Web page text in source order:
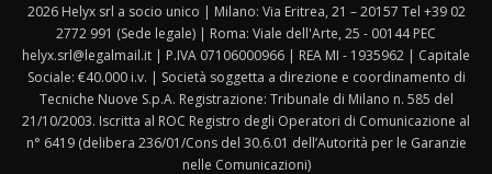
2026 Helyx srl a socio unico | Milano: Via Eritrea, 21 – 20157 Tel +39 02
2772 991 (Sede legale) | Roma: Viale dell'Arte, 25 - 00144 PEC
helyx.srl@legalmail.it | P.IVA 07106000966 | REA MI - 1935962 | Capitale
Sociale: €40.000 i.v. | Società soggetta a direzione e coordinamento di
Tecniche Nuove S.p.A. Registrazione: Tribunale di Milano n. 585 del
21/10/2003. Iscritta al ROC Registro degli Operatori di Comunicazione al
n° 6419 (delibera 236/01/Cons del 30.6.01 dell’Autorità per le Garanzie
nelle Comunicazioni)